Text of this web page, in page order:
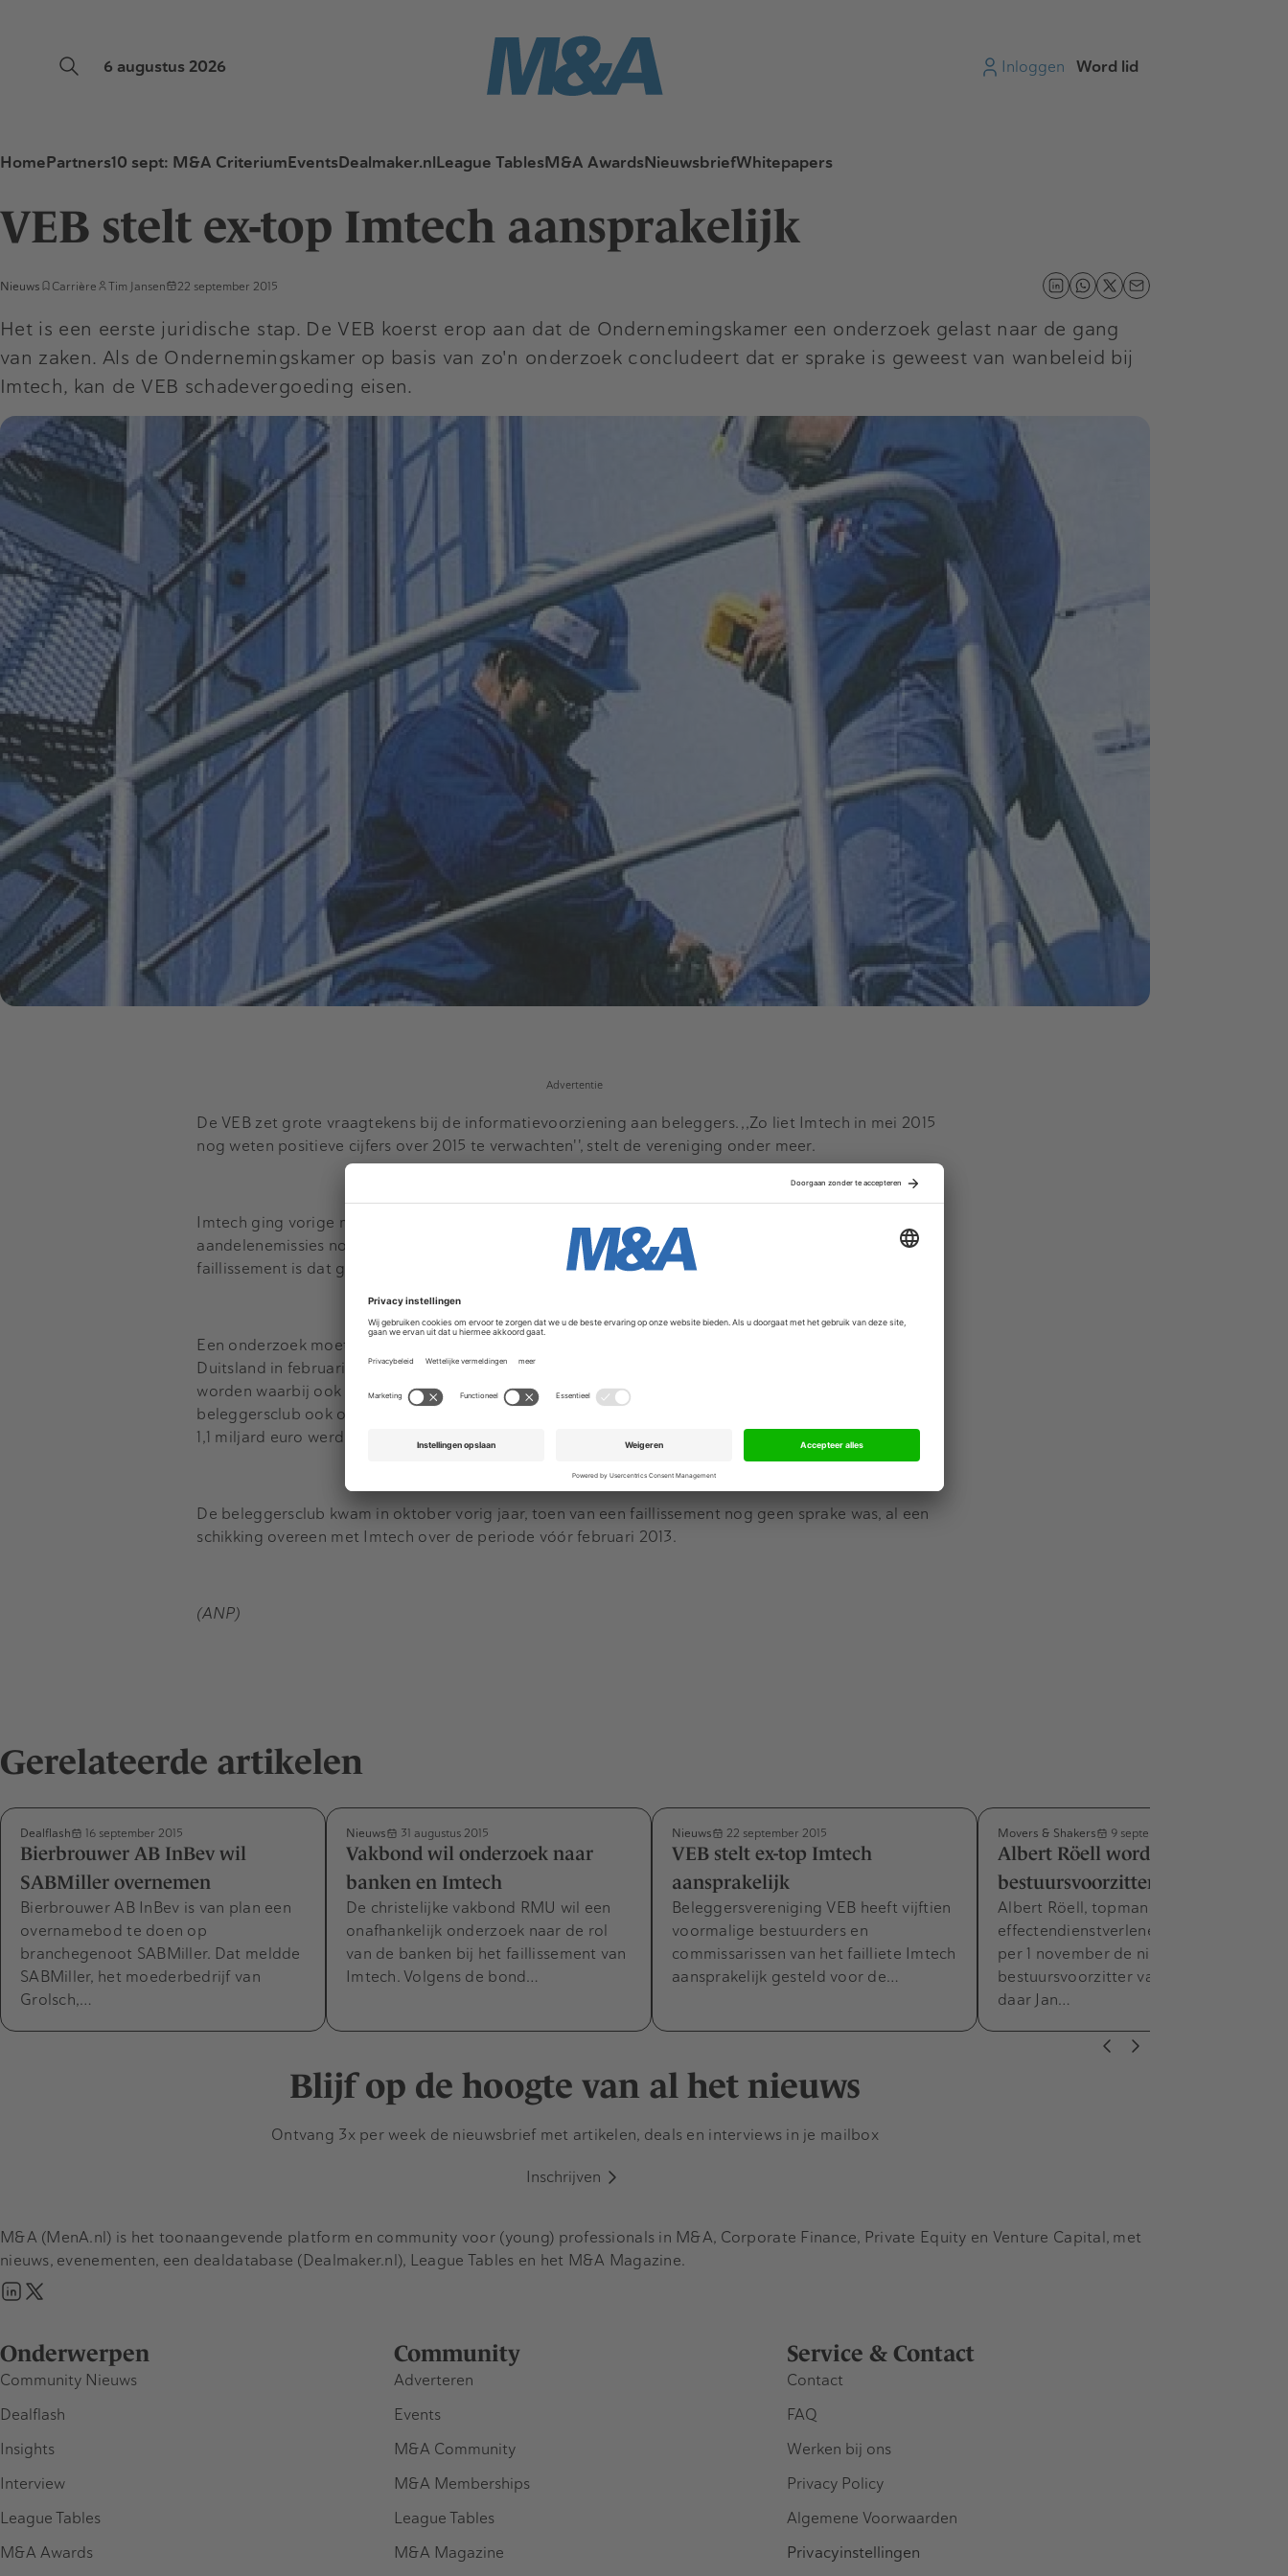
6 augustus 2026 Inloggen Word lid
HomePartners10 sept: M&A CriteriumEventsDealmaker.nlLeague TablesM&A AwardsNieuwsbriefWhitepapers
VEB stelt ex-top Imtech aansprakelijk
Nieuws Carrière Tim Jansen 22 september 2015
Het is een eerste juridische stap. De VEB koerst erop aan dat de Ondernemingskamer een onderzoek gelast naar de gang
van zaken. Als de Ondernemingskamer op basis van zo'n onderzoek concludeert dat er sprake is geweest van wanbeleid bij
Imtech, kan de VEB schadevergoeding eisen.
Advertentie
De VEB zet grote vraagtekens bij de informatievoorziening aan beleggers. ,,Zo liet Imtech in mei 2015
nog weten positieve cijfers over 2015 te verwachten'', stelt de vereniging onder meer.
Imtech ging vorige maand failliet. In juni 2013 en in oktober 2014 had de onderneming via
aandelenemissies nog in totaal 1,1 miljard euro bij haar aandeelhouders opgehaald. Door het
faillissement is dat geld verdampt, zegt de VEB.
Een onderzoek moet duidelijk maken wat zich bij Imtech heeft afgespeeld, nadat de fraude in Polen en
Duitsland in februari 2013 aan het licht was gekomen, aldus de VEB. Dat moet een breed onderzoek
worden waarbij ook wordt gekeken naar de werkzaamheden van de externe accountant. Kritisch is de
beleggersclub ook over de rol van de banken, in het bijzonder bij de twee aandelenemissies waarbij de
1,1 miljard euro werd opgehaald.
De beleggersclub kwam in oktober vorig jaar, toen van een faillissement nog geen sprake was, al een
schikking overeen met Imtech over de periode vóór februari 2013.
(ANP)
Gerelateerde artikelen
Dealflash 16 september 2015
Bierbrouwer AB InBev wil
SABMiller overnemen
Bierbrouwer AB InBev is van plan een
overnamebod te doen op
branchegenoot SABMiller. Dat meldde
SABMiller, het moederbedrijf van
Grolsch,…
Nieuws 31 augustus 2015
Vakbond wil onderzoek naar
banken en Imtech
De christelijke vakbond RMU wil een
onafhankelijk onderzoek naar de rol
van de banken bij het faillissement van
Imtech. Volgens de bond…
Nieuws 22 september 2015
VEB stelt ex-top Imtech
aansprakelijk
Beleggersvereniging VEB heeft vijftien
voormalige bestuurders en
commissarissen van het failliete Imtech
aansprakelijk gesteld voor de…
Movers & Shakers 9 september 2015
Albert Röell wordt
bestuursvoorzitter KPMG
Albert Röell, topman van
effectendienstverlener Kas Bank, wordt
per 1 november de nieuwe
bestuursvoorzitter van KPMG. Hij volgt
daar Jan…
Blijf op de hoogte van al het nieuws
Ontvang 3x per week de nieuwsbrief met artikelen, deals en interviews in je mailbox
Inschrijven
Onderwerpen
Community Nieuws
Dealflash
Insights
Interview
League Tables
M&A Awards
Community
Adverteren
Events
M&A Community
M&A Memberships
League Tables
M&A Magazine
Service & Contact
Contact
FAQ
Werken bij ons
Privacy Policy
Algemene Voorwaarden
Privacyinstellingen
M&A (MenA.nl) is het toonaangevende platform en community voor (young) professionals in M&A, Corporate Finance, Private Equity en Venture Capital, met
nieuws, evenementen, een dealdatabase (Dealmaker.nl), League Tables en het M&A Magazine.